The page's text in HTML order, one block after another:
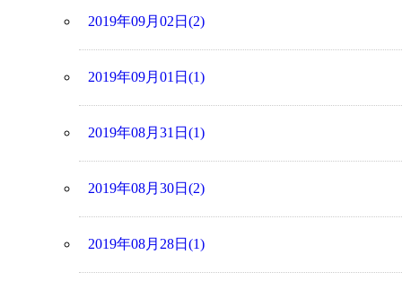
2019年09月02日(2)
2019年09月01日(1)
2019年08月31日(1)
2019年08月30日(2)
2019年08月28日(1)